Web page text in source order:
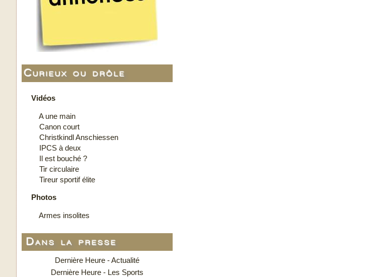
Curieux ou drôle
Vidéos
A une main
Canon court
Christkindl Anschiessen
IPCS à deux
Il est bouché ?
Tir circulaire
Tireur sportif élite
Photos
Armes insolites
Dans la presse
Dernière Heure - Actualité
Dernière Heure - Les Sports